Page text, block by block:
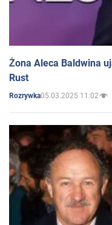
Żona Aleca Baldwina
Rust
Rozrywka05.03.2025 11:02